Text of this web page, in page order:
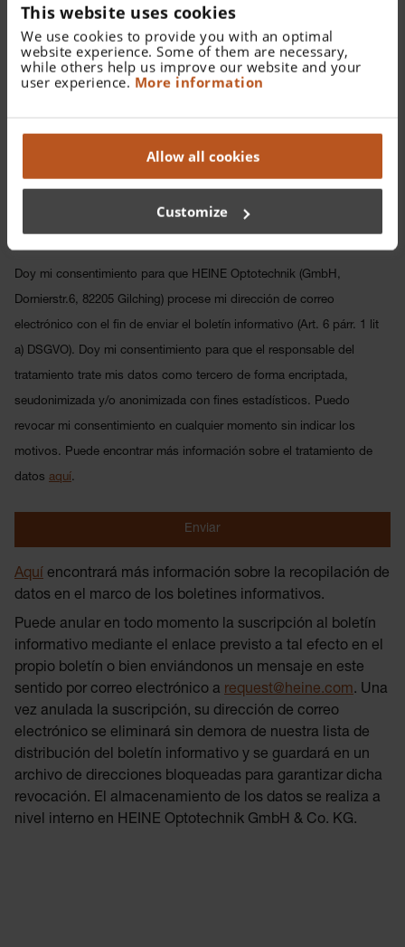
This website uses cookies
We use cookies to provide you with an optimal
website experience. Some of them are necessary,
while others help us improve our website and your
user experience. More information
Allow all cookies
Customize
datos personales para responder a mis consultas. La
información proporcionada se tratará de forma
confidencial y de acuerdo con lapolítica de
privacidad.
Newsletter
Sí, deseo suscribirme al boletín de noticias y acepto
boletín de noticias (el denominado "seguimiento").
Doy mi consentimiento para que HEINE Optotechnik (GmbH,
Dornierstr.6, 82205 Gilching) procese mi dirección de correo
electrónico con el fin de enviar el boletín informativo (Art. 6 párr. 1 lit
a) DSGVO). Doy mi consentimiento para que el responsable del
tratamiento trate mis datos como tercero de forma encriptada,
seudonimizada y/o anonimizada con fines estadísticos. Puedo
revocar mi consentimiento en cualquier momento sin indicar los
motivos. Puede encontrar más información sobre el tratamiento de
datos aquí.
Aquí encontrará más información sobre la recopilación de
datos en el marco de los boletines informativos.
Puede anular en todo momento la suscripción al boletín
informativo mediante el enlace previsto a tal efecto en el
propio boletín o bien enviándonos un mensaje en este
sentido por correo electrónico a request@heine.com. Una
vez anulada la suscripción, su dirección de correo
electrónico se eliminará sin demora de nuestra lista de
distribución del boletín informativo y se guardará en un
archivo de direcciones bloqueadas para garantizar dicha
revocación. El almacenamiento de los datos se realiza a
nivel interno en HEINE Optotechnik GmbH & Co. KG.